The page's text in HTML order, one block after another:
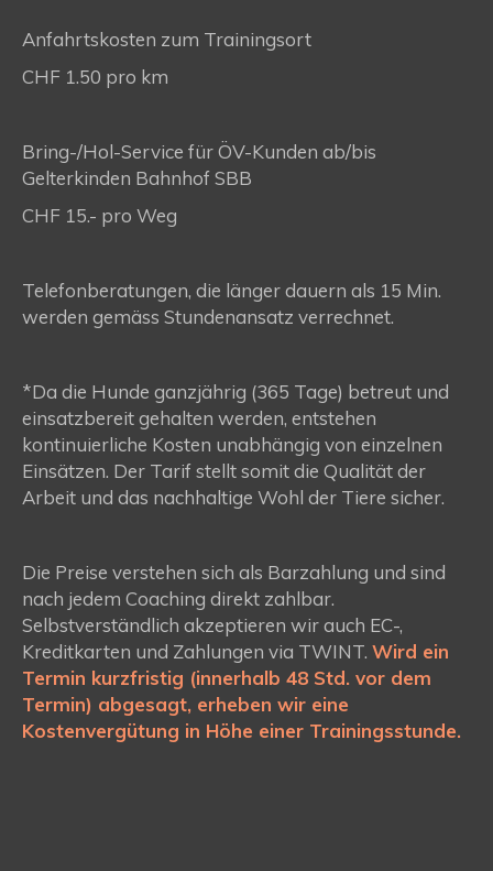
Anfahrtskosten zum Trainingsort
CHF 1.50 pro km
Bring-/Hol-Service für ÖV-Kunden ab/bis
Gelterkinden Bahnhof SBB
CHF 15.- pro Weg
Telefonberatungen, die länger dauern als 15 Min.
werden gemäss Stundenansatz verrechnet.
*Da die Hunde ganzjährig (365 Tage) betreut und
einsatzbereit gehalten werden, entstehen
kontinuierliche Kosten unabhängig von einzelnen
Einsätzen. Der Tarif stellt somit die Qualität der
Arbeit und das nachhaltige Wohl der Tiere sicher.
Die Preise verstehen sich als Barzahlung und sind
nach jedem Coaching direkt zahlbar.
Selbstverständlich akzeptieren wir auch EC-,
Kreditkarten und Zahlungen via TWINT. Wird ein
Termin kurzfristig (innerhalb 48 Std. vor dem
Termin) abgesagt, erheben wir eine
Kostenvergütung in Höhe einer Trainingsstunde.